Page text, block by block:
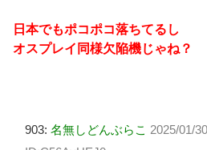
日本でもポコポコ落ちてるし
オスプレイ同様欠陥機じゃね？
903: 名無しどんぶらこ 2025/01/